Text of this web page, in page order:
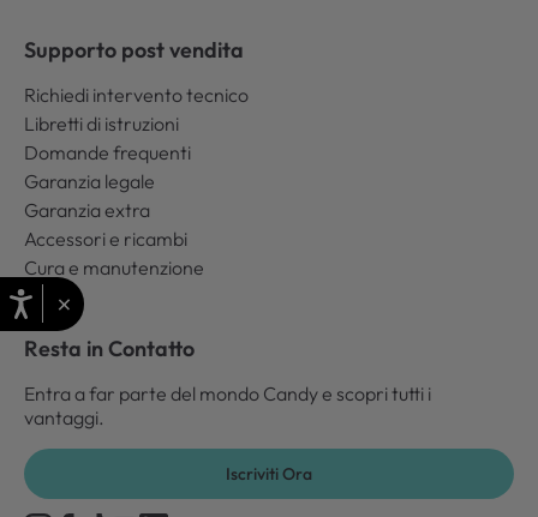
Supporto post vendita
Richiedi intervento tecnico
Libretti di istruzioni
Domande frequenti
Garanzia legale
Garanzia extra
Accessori e ricambi
Cura e manutenzione
Resta in Contatto
Entra a far parte del mondo Candy e scopri tutti i
vantaggi.
Iscriviti Ora
×